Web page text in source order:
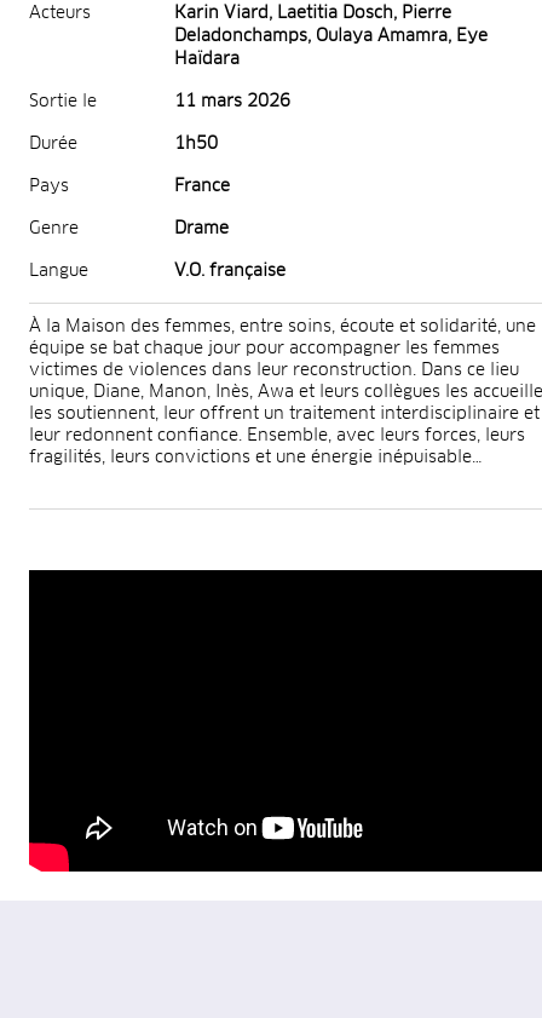
Acteurs
Karin Viard, Laetitia Dosch, Pierre
Deladonchamps, Oulaya Amamra, Eye
Haïdara
Sortie le 11 mars 2026
Durée 1h50
Pays France
Genre Drame
Langue V.O. française
À la Maison des femmes, entre soins, écoute et solidarité, une
équipe se bat chaque jour pour accompagner les femmes
victimes de violences dans leur reconstruction. Dans ce lieu
unique, Diane, Manon, Inès, Awa et leurs collègues les
les soutiennent, leur offrent un traitement interdisciplinaire et
leur redonnent confiance. Ensemble, avec leurs forces, leurs
fragilités, leurs convictions et une énergie inépuisable…